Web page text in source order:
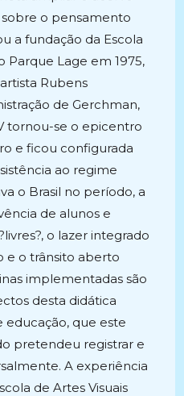
o pensamento
a fundação da Escola
Parque Lage em 1975,
Rubens
de Gerchman,
tornou-se o epicentro
e ficou configurada
ao regime
o Brasil no período, a
de alunos e
o lazer integrado
e o trânsito aberto
implementadas são
desta didática
educação, que este
pretendeu registrar e
A experiência
de Artes Visuais